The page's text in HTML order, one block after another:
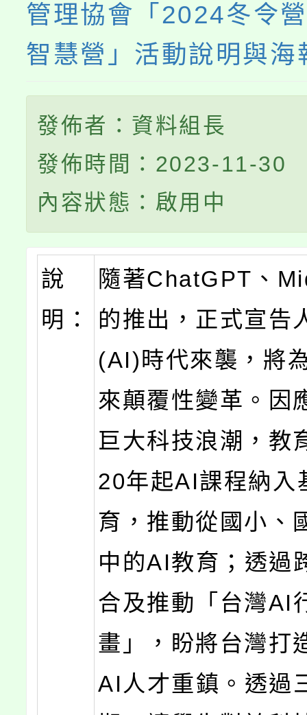
管理協會「2024冬令
智慧營」活動說明與海
發佈者：資料組長
發佈時間：2023-11-30
內容狀態：啟用中
說
明：
隨著ChatGPT、
的推出，正式宣告
(AI)時代來襲，將
來顛覆性變革。因
巨大科技浪潮，教
20年起AI課程納入
育，推動從國小、
中的AI教育；透過
合及推動「台灣AI
畫」，盼將台灣打
AI人才重鎮。透過